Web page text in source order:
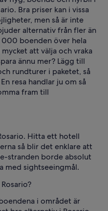
Bra priser kan i vissa
men så är inte
alternativ från fler än
boenden över hela
att välja och vraka
ännu mer? Lägg till
rundturer i paketet, så
resa handlar ju om så
fram till
Hitta ett hotell
så blir det enklare att
stranden borde absolut
med sightseeingmål.
i området är